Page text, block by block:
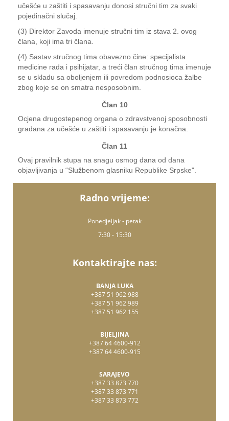
učešće u zaštiti i spasavanju donosi stručni tim za svaki
pojedinačni slučaj.
(3) Direktor Zavoda imenuje stručni tim iz stava 2. ovog
člana, koji ima tri člana.
(4) Sastav stručnog tima obavezno čine: specijalista
medicine rada i psihijatar, a treći član stručnog tima imenuje
se u skladu sa oboljenjem ili povredom podnosioca žalbe
zbog koje se on smatra nesposobnim.
Član 10
Ocjena drugostepenog organa o zdravstvenoj sposobnosti
građana za učešće u zaštiti i spasavanju je konačna.
Član 11
Ovaj pravilnik stupa na snagu osmog dana od dana
objavljivanja u “Službenom glasniku Republike Srpske".
Radno vrijeme:
Ponedjeljak - petak
7:30 - 15:30
Kontaktirajte nas:
BANJA LUKA
+387 51 962 988
+387 51 962 989
+387 51 962 155
BIJELJINA
+387 64 4600-912
+387 64 4600-915
SARAJEVO
+387 33 873 770
+387 33 873 771
+387 33 873 772